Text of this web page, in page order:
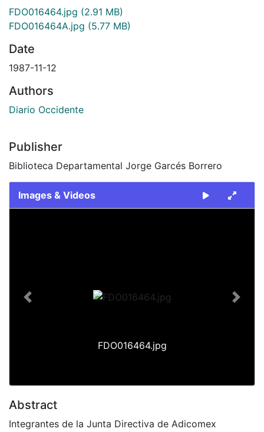
FDO016464.jpg (2.91 MB)
FDO016464A.jpg (5.77 MB)
Date
1987-11-12
Authors
Diario Occidente
Publisher
Biblioteca Departamental Jorge Garcés Borrero
Images & Videos
FDO016464.jpg
Previous Next
Abstract
Integrantes de la Junta Directiva de Adicomex